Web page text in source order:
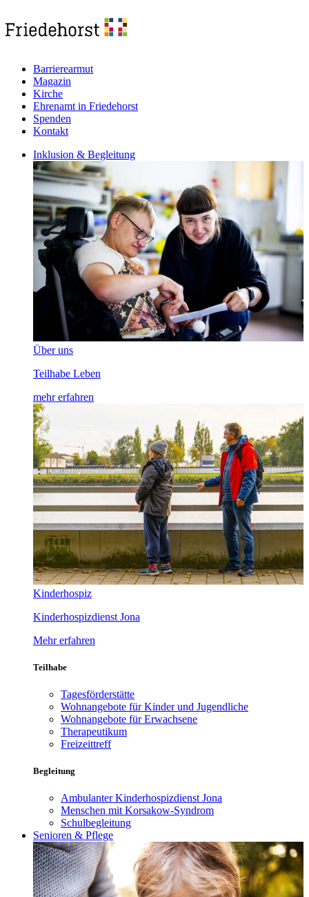
Barrierearmut
Magazin
Kirche
Ehrenamt in Friedehorst
Spenden
Kontakt
Inklusion & Begleitung
Über uns
Teilhabe Leben
mehr erfahren
Kinderhospiz
Kinderhospizdienst Jona
Mehr erfahren
Teilhabe
Tagesförderstätte
Wohnangebote für Kinder und Jugendliche
Wohnangebote für Erwachsene
Therapeutikum
Freizeittreff
Begleitung
Ambulanter Kinderhospizdienst Jona
Menschen mit Korsakow-Syndrom
Schulbegleitung
Senioren & Pflege